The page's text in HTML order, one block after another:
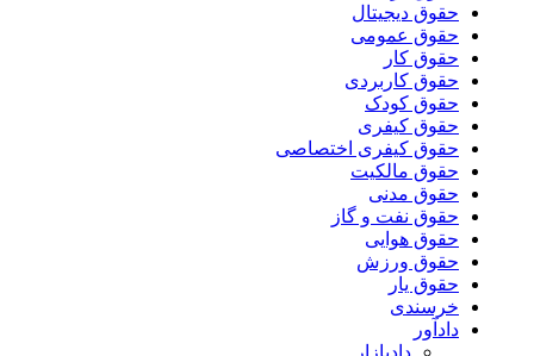
حقوق دیجیتال
حقوق عمومی
حقوق کار
حقوق کاربردی
حقوق کودک
حقوق کیفری
حقوق کیفری اختصاصی
حقوق مالکیت
حقوق مدنی
حقوق نفت و گاز
حقوق هوایی
حقوق ورزش
حقوق یار
خرسندی
دادآور